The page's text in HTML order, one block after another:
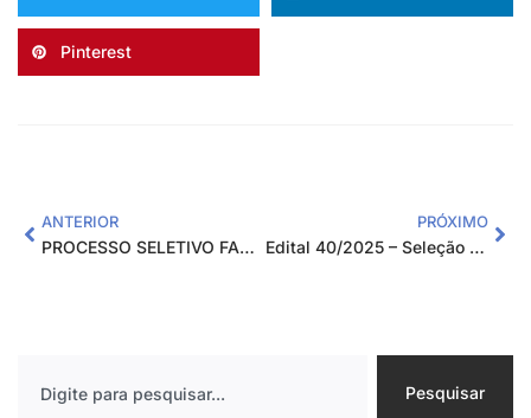
Pinterest
ANTERIOR
PROCESSO SELETIVO FADEMA N° 145/2025 EDITAL DE PROCESSO SELETIVO PARA CONTRATAÇÃO TEMPORÁRIA DE BOLSISTAS INTERNOS PARA ATUAREM NO PROJETO CECANE 2024/2026
PRÓXIMO
Edital 40/2025 – Seleção Pública de Fornecedores
Pesquisar